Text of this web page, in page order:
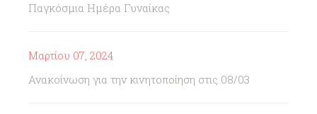
Παγκόσμια Ημέρα Γυναίκας
Μαρτίου 07, 2024
Ανακοίνωση για την κινητοποίηση στις 08/03